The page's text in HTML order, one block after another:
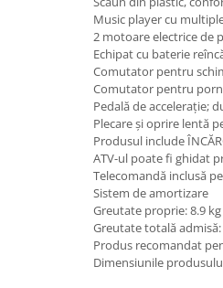
Music player cu
2 motoare electrice de
Echipat cu baterie
Comutator pentru
Comutator pentru
Pedală de accelerație;
Plecare și oprire lentă
Produsul include
ATV-ul poate fi ghidat
Telecomandă inclusă
Sistem de amortizare
Greutate proprie: 8.9 kg
Greutate totală admisă:
Produs recomandat
Dimensiunile